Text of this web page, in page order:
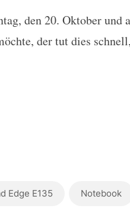
den 20. Oktober und
der tut dies
Edge E135 Notebook